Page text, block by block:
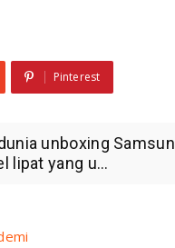
Pinterest
unboxing
lipat yang u...